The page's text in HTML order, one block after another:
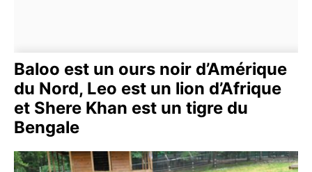
Baloo est un ours noir d’Amérique
du Nord, Leo est un lion d’Afrique
et Shere Khan est un tigre du
Bengale